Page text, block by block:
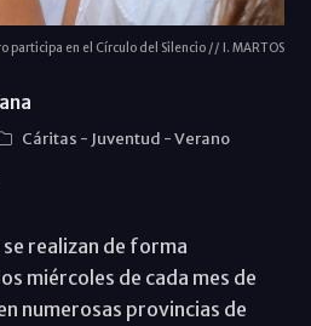
participa en el Círculo del Silencio // I. MARTOS
Cáritas - Juventud -Verano
realizan de forma
miércoles de cada mes de
numerosas provincias de